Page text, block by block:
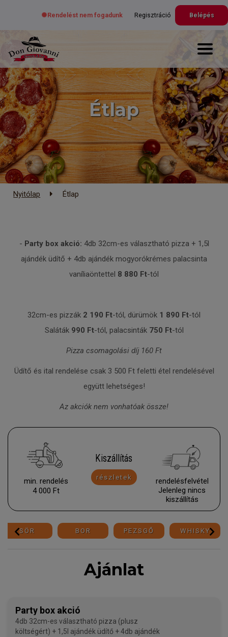
Rendelést nem fogadunk Regisztráció Belépés
Étlap
Nyitólap Étlap
- Party box akció: 4db 32cm-es választható pizza + 1,5l
ajándék üdítő + 4db ajándék mogyorókrémes palacsinta
vaníliaöntettel 8 880 Ft-tól
32cm-es pizzák 2 190 Ft-tól, dürümök 1 890 Ft-tól
Saláták 990 Ft-tól, palacsinták 750 Ft-tól
Pizza csomagolási díj 160 Ft
Üdítő és ital rendelése csak 3 500 Ft feletti étel rendelésével
együtt lehetséges!
Az akciók nem vonhatóak össze!
min. rendelés
4 000 Ft
Kiszállítás
részletek
rendelésfelvétel
Jelenleg nincs
kiszállí­tás
SÖR BOR PEZSGŐ WHISKY
Ajánlat
Party box akció
4db 32cm-es választható pizza (plusz
költségért) + 1,5l ajándék üdítő + 4db ajándék